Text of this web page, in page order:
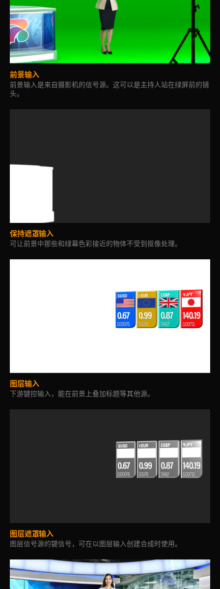
前景输入
前景输入是来自摄影机的信号源。这可以是主持人站在绿屏前的镜
头。
保持遮罩输入
可让前景中那些和绿幕色彩接近的物体不受到抠像处理。
图层输入
下游键控输入，能在前景上叠加标题等其他源。
图层遮罩输入
图层信号源的键信号，可在以图层输入创建合成时使用。